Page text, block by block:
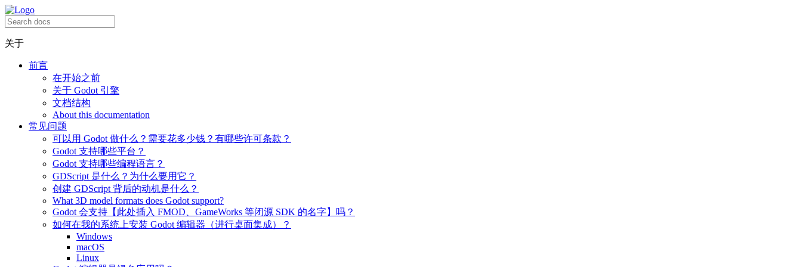
关于
前言
在开始之前
关于 Godot 引擎
文档结构
About this documentation
常见问题
可以用 Godot 做什么？需要花多少钱？有哪些许可条款？
Godot 支持哪些平台？
Godot 支持哪些编程语言？
GDScript 是什么？为什么要用它？
创建 GDScript 背后的动机是什么？
What 3D model formats does Godot support?
Godot 会支持【此处插入 FMOD、GameWorks 等闭源 SDK 的名字】吗？
如何在我的系统上安装 Godot 编辑器（进行桌面集成）？
Windows
macOS
Linux